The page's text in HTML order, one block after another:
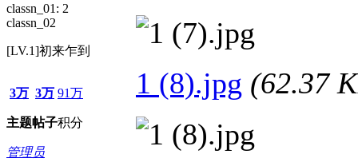
classn_01: 2
classn_02
[LV.1]初来乍到
3万
主题
3万
帖子
91万
积分
管理员
1 (8).jpg (62.37